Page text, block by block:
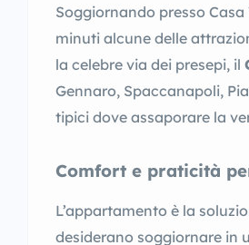
Soggiornando presso
minuti alcune delle
la celebre via dei presepi, il
Gennaro, Spaccanapoli,
tipici dove assaporare la
Comfort e praticità
L’appartamento è la
desiderano soggiornare in